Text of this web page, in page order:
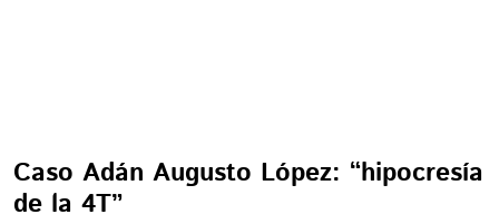
Caso Adán Augusto López: “hipocresía
de la 4T”